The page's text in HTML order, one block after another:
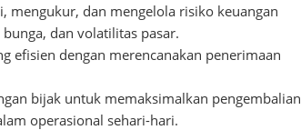
mengukur, dan mengelola risiko keuangan
dan volatilitas pasar.
efisien dengan merencanakan penerimaan
bijak untuk memaksimalkan pengembalian
operasional sehari-hari.